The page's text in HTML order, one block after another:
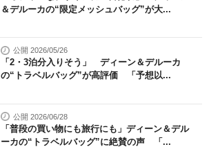
＆デルーカの“限定メッシュバッグ”が大...
公開 2026/05/26
「2・3泊分入りそう」 ディーン＆デルーカ
の“トラベルバッグ”が高評価 「予想以...
公開 2026/06/28
「普段の買い物にも旅行にも」ディーン＆デル
ーカの“トラベルバッグ”に絶賛の声 「...